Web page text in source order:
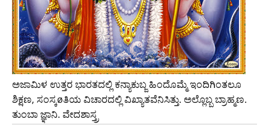
ಅಜಾಮಿಳ ಉತ್ತರ ಭಾರತದಲ್ಲಿ ಕನ್ಯಾಕುಬ್ಜ ಹಿಂದೊಮ್ಮೆ ಇಂದಿಗಿಂತಲೂ
ಶಿಕ್ಷಣ, ಸಂಸ್ಕøತಿಯ ವಿಚಾರದಲ್ಲಿ ವಿಖ್ಯಾತವೆನಿಸಿತ್ತು. ಅಲ್ಲೊಬ್ಬ ಬ್ರಾಹ್ಮಣ.
ತುಂಬಾ ಜ್ಞಾನಿ. ವೇದಶಾಸ್ತ್ರ